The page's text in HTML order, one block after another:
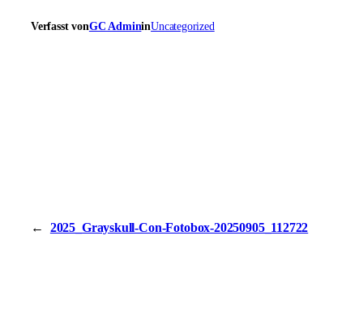
Verfasst vonGC AdmininUncategorized
← 2025_Grayskull-Con-Fotobox-20250905_112722